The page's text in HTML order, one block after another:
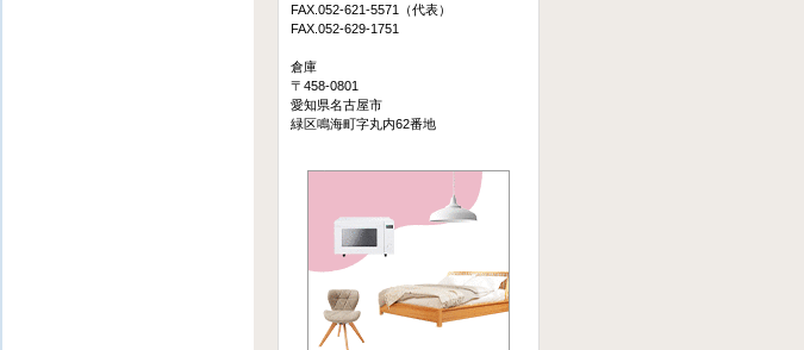
FAX.052-621-5571（代表）
FAX.052-629-1751
倉庫
〒458-0801
愛知県名古屋市
緑区鳴海町字丸内62番地